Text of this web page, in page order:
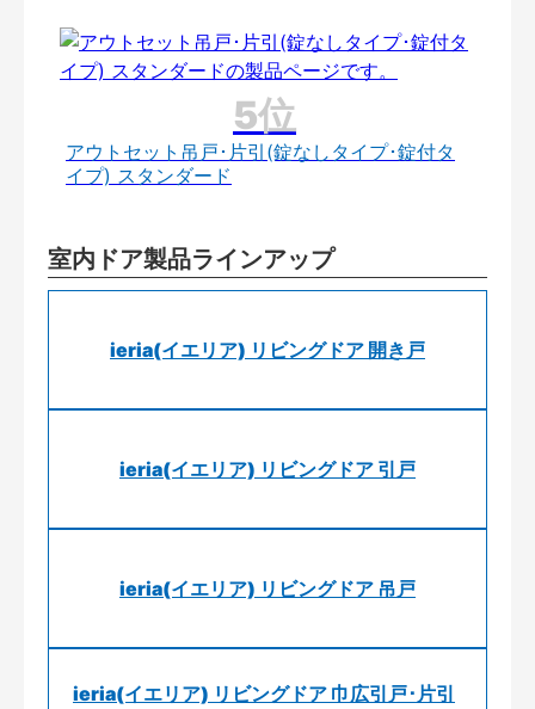
アウトセット吊戸･片引(錠なしタイプ･錠付タ
イプ) スタンダード
室内ドア製品ラインアップ
ieria(イエリア) リビングドア 開き戸
ieria(イエリア) リビングドア 引戸
ieria(イエリア) リビングドア 吊戸
ieria(イエリア) リビングドア 巾広引戸･片引